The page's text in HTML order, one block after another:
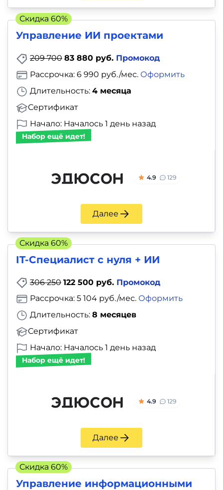
Управление ИИ проектами
209 700 83 880 руб. Промокод
Длительность: 4 месяца
Сертификат
Рассрочка: 6 990 руб./мес. Оформить
Начало: Началось 1 день назад
Набор ещё идет!
4.9 129
Далее
Скидка 60%
IT-Специалист с нуля + ИИ
306 250 122 500 руб. Промокод
Длительность: 8 месяцев
Сертификат
Рассрочка: 5 104 руб./мес. Оформить
Начало: Началось 1 день назад
Набор ещё идет!
4.9 129
Далее
Скидка 60%
Управление информационными
Скидка 60%
Прочее
Репетиторы
профориентацию